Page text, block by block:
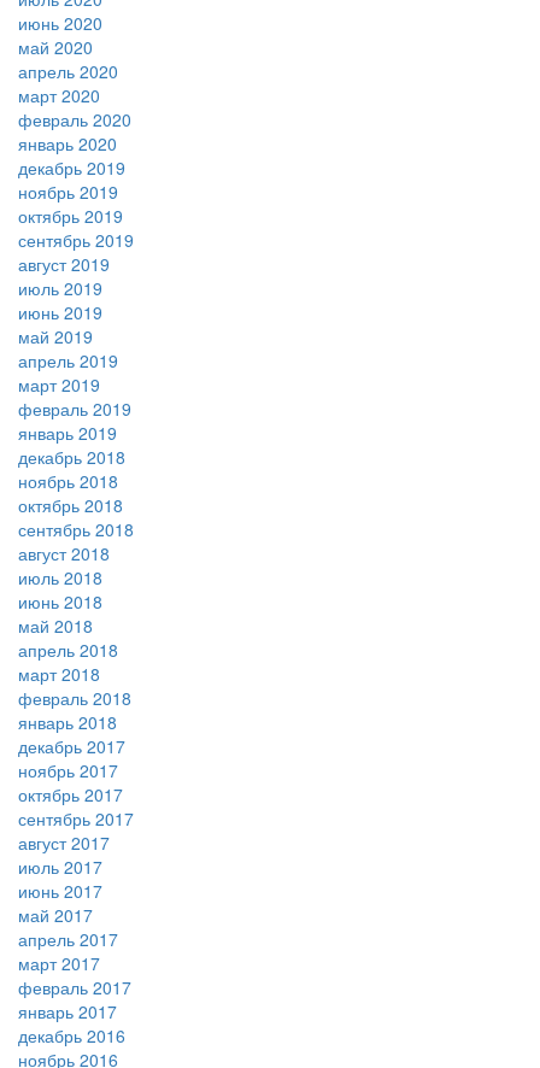
июнь 2020
май 2020
апрель 2020
март 2020
февраль 2020
январь 2020
декабрь 2019
ноябрь 2019
октябрь 2019
сентябрь 2019
август 2019
июль 2019
июнь 2019
май 2019
апрель 2019
март 2019
февраль 2019
январь 2019
декабрь 2018
ноябрь 2018
октябрь 2018
сентябрь 2018
август 2018
июль 2018
июнь 2018
май 2018
апрель 2018
март 2018
февраль 2018
январь 2018
декабрь 2017
ноябрь 2017
октябрь 2017
сентябрь 2017
август 2017
июль 2017
июнь 2017
май 2017
апрель 2017
март 2017
февраль 2017
январь 2017
декабрь 2016
ноябрь 2016